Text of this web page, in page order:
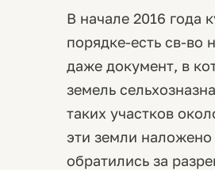
В начале 2016 года
порядке-есть св-во
даже документ, в
земель
таких участков
эти земли
обратились за